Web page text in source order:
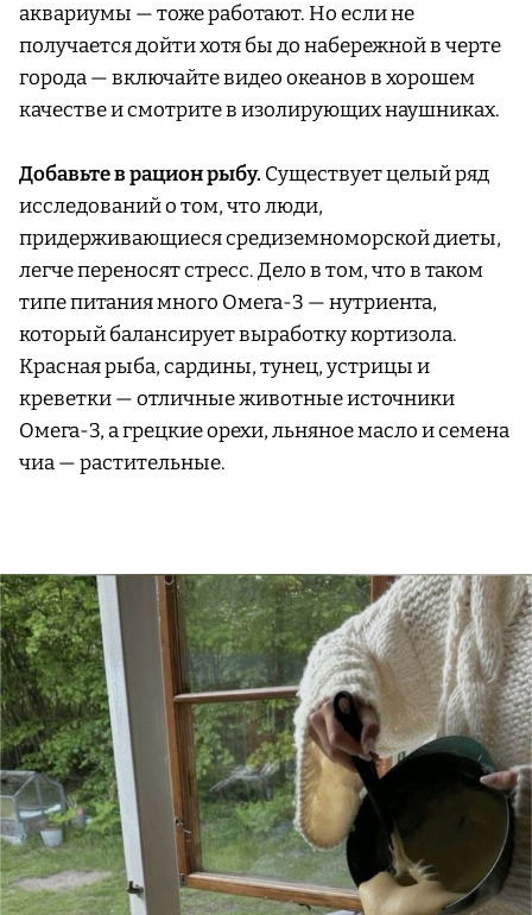
аквариумы — тоже работают. Но если не
получается дойти хотя бы до набережной в черте
города — включайте видео океанов в хорошем
качестве и смотрите в изолирующих наушниках.
Добавьте в рацион рыбу. Существует целый ряд
исследований о том, что люди,
придерживающиеся средиземноморской диеты,
легче переносят стресс. Дело в том, что в таком
типе питания много Омега-3 — нутриента,
который балансирует выработку кортизола.
Красная рыба, сардины, тунец, устрицы и
креветки — отличные животные источники
Омега-3, а грецкие орехи, льняное масло и семена
чиа — растительные.